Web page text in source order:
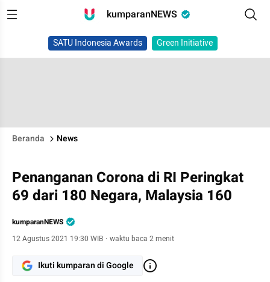
kumparanNEWS
SATU Indonesia Awards Green Initiative
Beranda News
Penanganan Corona di RI Peringkat
69 dari 180 Negara, Malaysia 160
kumparanNEWS
12 Agustus 2021 19:30 WIB · waktu baca 2 menit
Ikuti kumparan di Google